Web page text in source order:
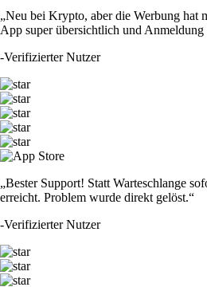
„Neu bei Krypto, aber die Werbung hat
App super übersichtlich und Anmeldung
-Verifizierter Nutzer
„Bester Support! Statt Warteschlange
erreicht. Problem wurde direkt gelöst.“
-Verifizierter Nutzer